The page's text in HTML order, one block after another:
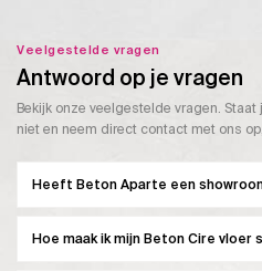
Veelgestelde vragen
Antwoord op je vragen
Bekijk onze veelgestelde vragen.
niet en neem direct contact met ons
Heeft Beton Aparte een
Hoe maak ik mijn Beton Cire vloer